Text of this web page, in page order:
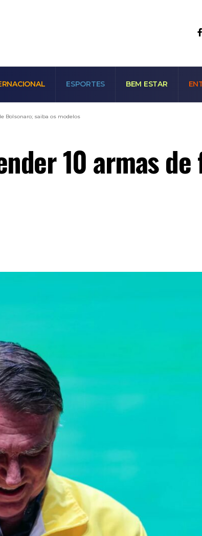
ESPORTES BEM ESTAR
Bolsonaro; saiba os modelos
10 armas